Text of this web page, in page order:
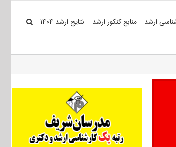
ارشد منابع کنکور ارشد نتایج ارشد ۱۴۰۴